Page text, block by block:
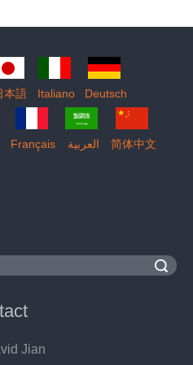
本語 Italiano Deutsch
Français العربية 简体中文
Jian